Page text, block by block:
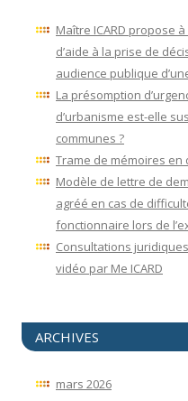
Maître ICARD propose
d’aide à la prise de
audience publique
La présomption
d’urbanisme est-elle
communes ?
Trame de mémoires en
Modèle de lettre de
agréé en cas de
fonctionnaire lors de
Consultations
vidéo par Me ICARD
ARCHIVES
mars 2026